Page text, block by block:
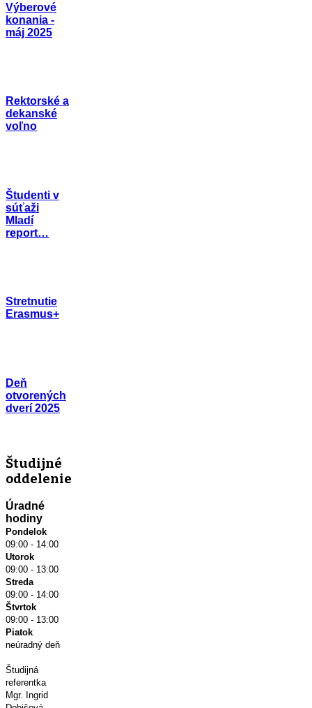
Výberové
konania -
máj 2025
Rektorské a
dekanské
voľno
Študenti v
súťaži
Mladí
report…
Stretnutie
Erasmus+
Deň
otvorených
dverí 2025
Študijné
oddelenie
Úradné
hodiny
Pondelok
09:00 - 14:00
Utorok
09:00 - 13:00
Streda
09:00 - 14:00
Štvrtok
09:00 - 13:00
Piatok
neúradný deň
Študijná
referentka
Mgr. Ingrid